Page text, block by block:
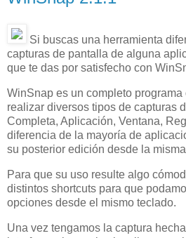
Si buscas una herramienta
capturas de pantalla de alguna
que te das por satisfecho con
WinSnap es un completo
realizar diversos tipos de capturas
Completa, Aplicación, Ventana,
diferencia de la mayoría de
su posterior edición desde la
Para que su uso resulte algo
distintos shortcuts para que
opciones desde el mismo teclado.
Una vez tengamos la captura